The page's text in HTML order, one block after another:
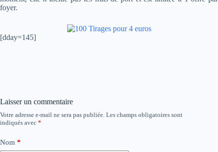
foyer.
[dday=145]
Laisser un commentaire
Votre adresse e-mail ne sera pas publiée. Les champs obligatoires sont
indiqués avec *
Nom *